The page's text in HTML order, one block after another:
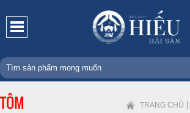
TÔM TRANG CHỦ |